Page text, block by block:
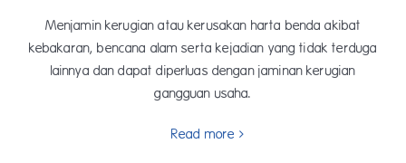
Menjamin kerugian atau kerusakan harta benda akibat
kebakaran, bencana alam serta kejadian yang tidak terduga
lainnya dan dapat diperluas dengan jaminan kerugian
gangguan usaha.
Read more